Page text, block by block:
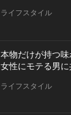
ライフスタイル
本物だけが持つ味
女性にモテる男
ライフスタイル